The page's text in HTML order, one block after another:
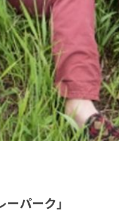
パーク」